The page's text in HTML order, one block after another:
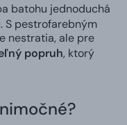
batohu jednoduchá
S pestrofarebným
nestratia, ale pre
popruh, ktorý